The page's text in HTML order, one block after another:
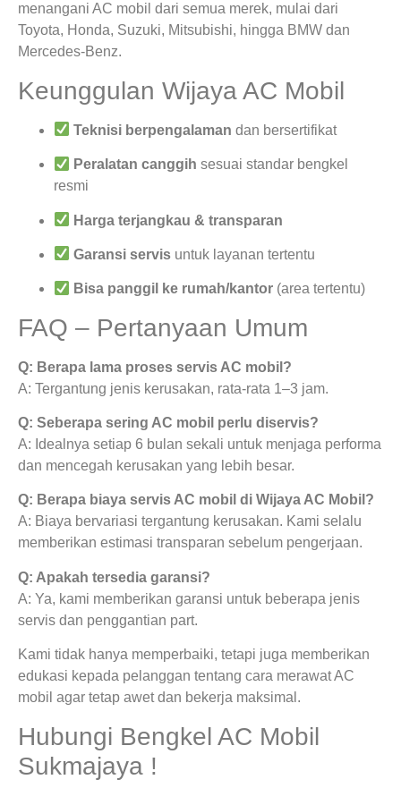
menangani AC mobil dari semua merek, mulai dari
Toyota, Honda, Suzuki, Mitsubishi, hingga BMW dan
Mercedes-Benz.
Keunggulan Wijaya AC Mobil
Teknisi berpengalaman dan bersertifikat
Peralatan canggih sesuai standar bengkel
resmi
Harga terjangkau & transparan
Garansi servis untuk layanan tertentu
Bisa panggil ke rumah/kantor (area tertentu)
FAQ – Pertanyaan Umum
Q: Berapa lama proses servis AC mobil?
A: Tergantung jenis kerusakan, rata-rata 1–3 jam.
Q: Seberapa sering AC mobil perlu diservis?
A: Idealnya setiap 6 bulan sekali untuk menjaga performa
dan mencegah kerusakan yang lebih besar.
Q: Berapa biaya servis AC mobil di Wijaya AC Mobil?
A: Biaya bervariasi tergantung kerusakan. Kami selalu
memberikan estimasi transparan sebelum pengerjaan.
Q: Apakah tersedia garansi?
A: Ya, kami memberikan garansi untuk beberapa jenis
servis dan penggantian part.
Kami tidak hanya memperbaiki, tetapi juga memberikan
edukasi kepada pelanggan tentang cara merawat AC
mobil agar tetap awet dan bekerja maksimal.
Hubungi Bengkel AC Mobil
Sukmajaya !